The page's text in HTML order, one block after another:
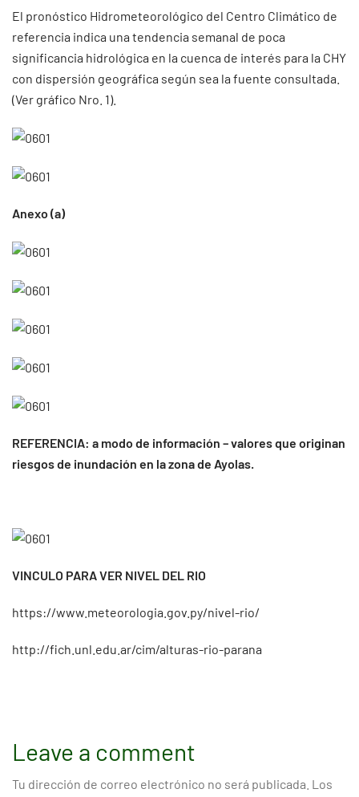
El pronóstico Hidrometeorológico del Centro Climático de
referencia indica una tendencia semanal de poca
significancia hidrológica en la cuenca de interés para la CHY
con dispersión geográfica según sea la fuente consultada.
(Ver gráfico Nro. 1).
Anexo (a)
REFERENCIA: a modo de información – valores que originan
riesgos de inundación en la zona de Ayolas.
VINCULO PARA VER NIVEL DEL RIO
https://www.meteorologia.gov.py/nivel-rio/
http://fich.unl.edu.ar/cim/alturas-rio-parana
Leave a comment
Tu dirección de correo electrónico no será publicada. Los